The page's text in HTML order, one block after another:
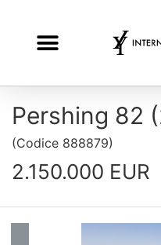
Pershing 82
(Codice 888879)
2.150.000 EUR